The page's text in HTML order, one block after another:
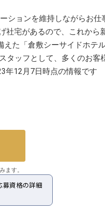
ションを維持しながらお仕
社宅があるので、これから
た「倉敷シーサイドホテ
タッフとして、多くのお客
年12月7日時点の情報です
ます。
募資格の詳細